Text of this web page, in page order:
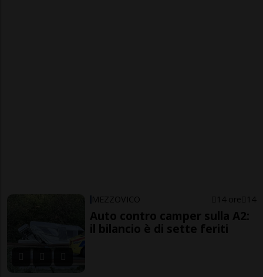
MEZZOVICO 14 ore 14
Auto contro camper sulla A2:
il bilancio è di sette feriti